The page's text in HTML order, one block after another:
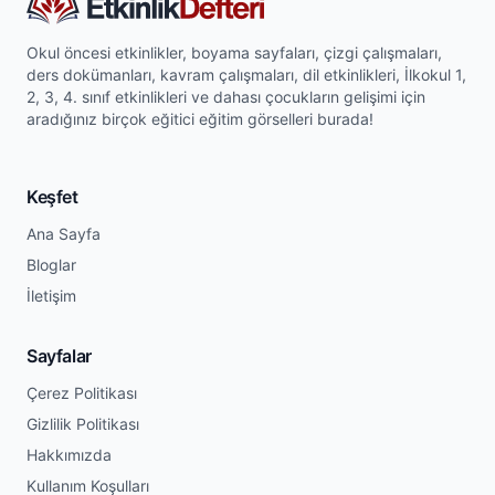
Okul öncesi etkinlikler, boyama sayfaları, çizgi çalışmaları,
ders dokümanları, kavram çalışmaları, dil etkinlikleri, İlkokul 1,
2, 3, 4. sınıf etkinlikleri ve dahası çocukların gelişimi için
aradığınız birçok eğitici eğitim görselleri burada!
Keşfet
Ana Sayfa
Bloglar
İletişim
Sayfalar
Çerez Politikası
Gizlilik Politikası
Hakkımızda
Kullanım Koşulları